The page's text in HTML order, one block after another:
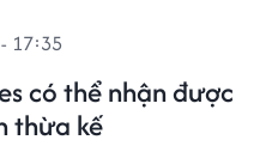
có thể nhận được
thừa kế
17:35